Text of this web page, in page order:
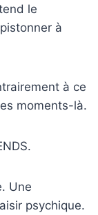
le
à
à ce
moments-là.
Une
psychique.